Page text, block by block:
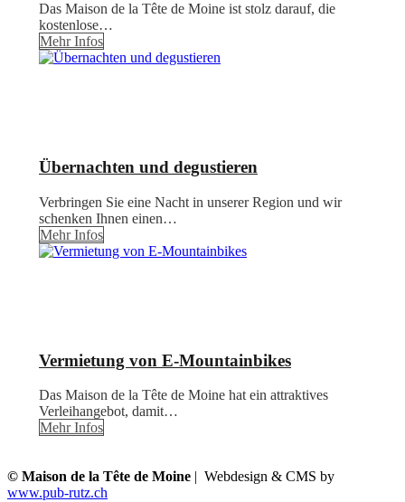
Das Maison de la Tête de Moine ist stolz darauf, die
kostenlose…
Mehr Infos
Übernachten und degustieren
Verbringen Sie eine Nacht in unserer Region und wir
schenken Ihnen einen…
Mehr Infos
Vermietung von E-Mountainbikes
Das Maison de la Tête de Moine hat ein attraktives
Verleihangebot, damit…
Mehr Infos
© Maison de la Tête de Moine | Webdesign & CMS by
www.pub-rutz.ch